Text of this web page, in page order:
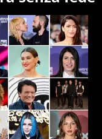
sia nel gioco di
e le rilanciano
dal basso quando
esclusivi.